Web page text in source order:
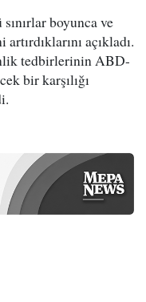
boyunca ve
açıkladı.
tedbirlerinin ABD-
bir karşılığı